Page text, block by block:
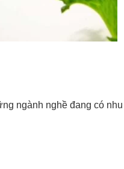
ngành nghề đang có